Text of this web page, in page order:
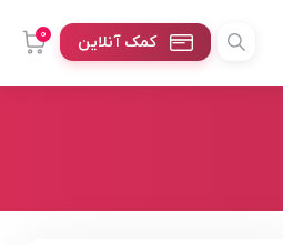
0 کمک آنلاین